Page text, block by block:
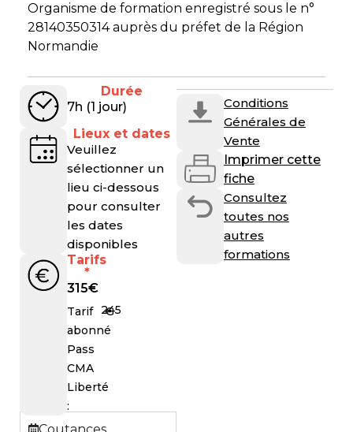
Organisme de formation enregistré sous le n°
28140350314 auprès du préfet de la Région
Normandie
Durée
7h (1 jour)
Lieux et dates
Veuillez
sélectionner un
lieu ci-dessous
pour consulter
les dates
disponibles
Tarifs
*
315€
Tarif
abonné
Pass
CMA
Liberté
:
245
€
Conditions
Générales de
Vente
Imprimer cette
fiche
Consultez
toutes nos
autres
formations